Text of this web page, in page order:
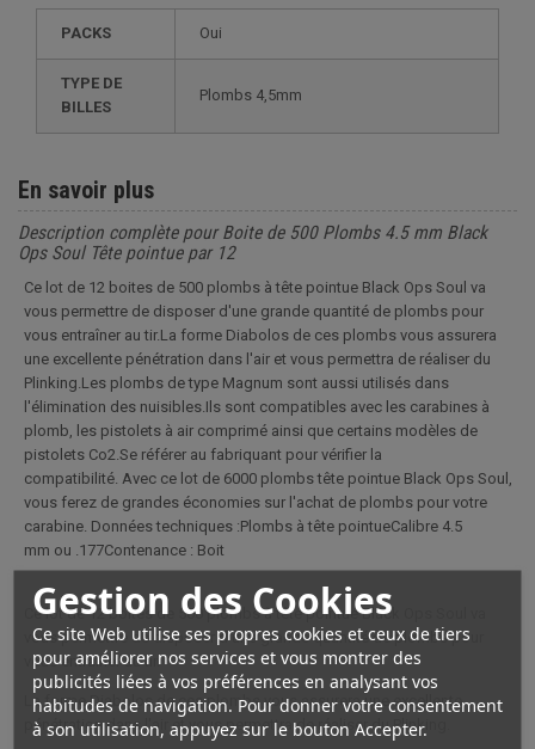
Gestion des Cookies
Ce site Web utilise ses propres cookies et ceux de tiers
pour améliorer nos services et vous montrer des
publicités liées à vos préférences en analysant vos
habitudes de navigation. Pour donner votre consentement
à son utilisation, appuyez sur le bouton Accepter.
PACKS Oui
TYPE DE
BILLES
Plombs 4,5mm
En savoir plus
Description complète pour Boite de 500 Plombs 4.5 mm Black
Ops Soul Tête pointue par 12
Ce lot de 12 boites de 500 plombs à tête pointue Black Ops Soul va
vous permettre de disposer d'une grande quantité de plombs pour
vous entraîner au tir.La forme Diabolos de ces plombs vous assurera
une excellente pénétration dans l'air et vous permettra de réaliser du
Plinking.Les plombs de type Magnum sont aussi utilisés dans
l'élimination des nuisibles.Ils sont compatibles avec les carabines à
plomb, les pistolets à air comprimé ainsi que certains modèles de
pistolets Co2.Se référer au fabriquant pour vérifier la
compatibilité. Avec ce lot de 6000 plombs tête pointue Black Ops Soul,
vous ferez de grandes économies sur l'achat de plombs pour votre
carabine. Données techniques :Plombs à tête pointueCalibre 4.5
mm ou .177Contenance : Boit
Ce lot de 12 boites de 500 plombs à tête pointue Black Ops Soul va
vous permettre de disposer d'une grande quantité de plombs pour
vous entraîner au tir.
La forme Diabolos de ces plombs vous assurera une excellente
pénétration dans l'air et vous permettra de réaliser du Plinking.